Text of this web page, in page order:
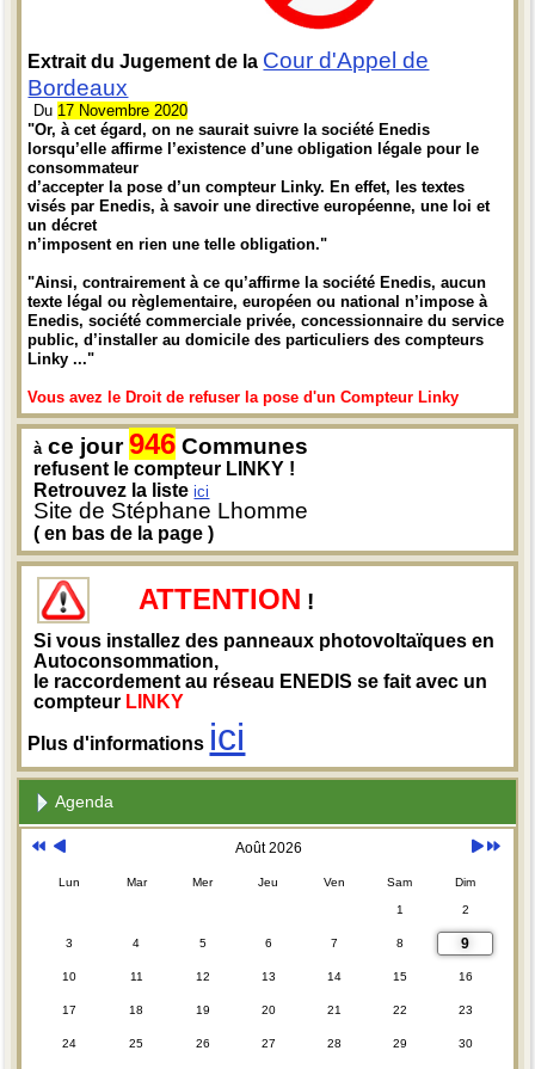
Extrait du Jugement de la Cour d'Appel de
Bordeaux
Du 17 Novembre 2020
"Or, à cet égard, on ne saurait suivre la société Enedis
lorsqu’elle affirme l’existence d’une obligation légale pour le
consommateur
d’accepter la pose d’un compteur Linky. En effet, les textes
visés par Enedis, à savoir une directive européenne, une loi et
un décret
n’imposent en rien une telle obligation."
"Ainsi, contrairement à ce qu’affirme la société Enedis, aucun
texte légal ou règlementaire, européen ou national n’impose à
Enedis, société commerciale privée, concessionnaire du service
public, d’installer au domicile des particuliers des compteurs
Linky ..."
Vous avez le Droit de refuser la pose d'un Compteur Linky
à ce jour946 Communes
refusent le compteur LINKY !
Retrouvez la listeici
Site de Stéphane Lhomme
( en bas de la page )
ATTENTION !
Si vous installez des panneaux photovoltaïques en
Autoconsommation,
le raccordement au réseau ENEDIS se fait avec un
compteur LINKY
Plus d'informations ici
Agenda
Août 2026
Lun Mar Mer Jeu Ven Sam Dim
1 2
3 4 5 6 7 8 9
10 11 12 13 14 15 16
17 18 19 20 21 22 23
24 25 26 27 28 29 30